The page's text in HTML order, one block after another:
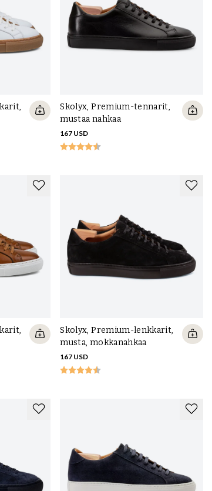
kengissä, materiaalista, joka ei kestä hyvin
ensimmäisenä. Toinen yleinen materiaali on
sillä se siirtää kosteuden pois jalasta itse ulkopohjan
tukea ja joka lenkkareissa on lähes aina valmistettu
ja -tossuissamme olemme päättäneet käyttää
johon on sekoitettu liimaa ja joka on
Pehmusteiden ansiosta se on usein vähemmän
nahkalevyisten kantapääjäykisteiden
ohut vuorinahka on kromiton parhaan hengittävyyden
nahalla, lenkkareissamme ne on tehty
niin edelleen. Kaikki osat on mietitty läpi, jotta ne
se on mahdollista. Tämä edellyttää, että
monissa osissa maailmaa.
Skolyx, Premium-tennarit,
mustaa nahkaa
167 USD
Skolyx, Premium-lenkkarit,
musta, mokkanahkaa
167 USD